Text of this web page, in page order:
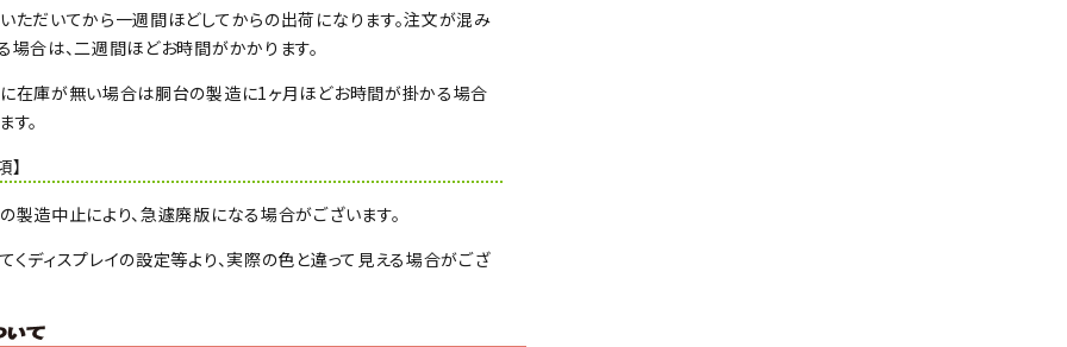
ただいてから一週間ほどしてからの出荷になります。注文が混み
場合は、二週間ほどお時間がかかります。
在庫が無い場合は胴台の製造に1ヶ月ほどお時間が掛かる場合
す。
】
製造中止により、急遽廃版になる場合がございます。
くディスプレイの設定等より、実際の色と違って見える場合がござ